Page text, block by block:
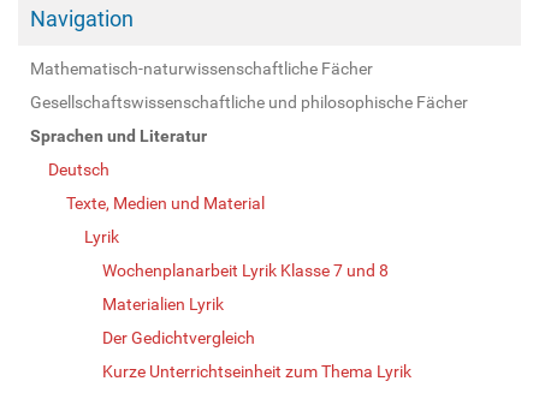
Navigation
Mathematisch-naturwissenschaftliche Fächer
Gesellschaftswissenschaftliche und philosophische Fächer
Sprachen und Literatur
Deutsch
Texte, Medien und Material
Lyrik
Wochenplanarbeit Lyrik Klasse 7 und 8
Materialien Lyrik
Der Gedichtvergleich
Kurze Unterrichtseinheit zum Thema Lyrik